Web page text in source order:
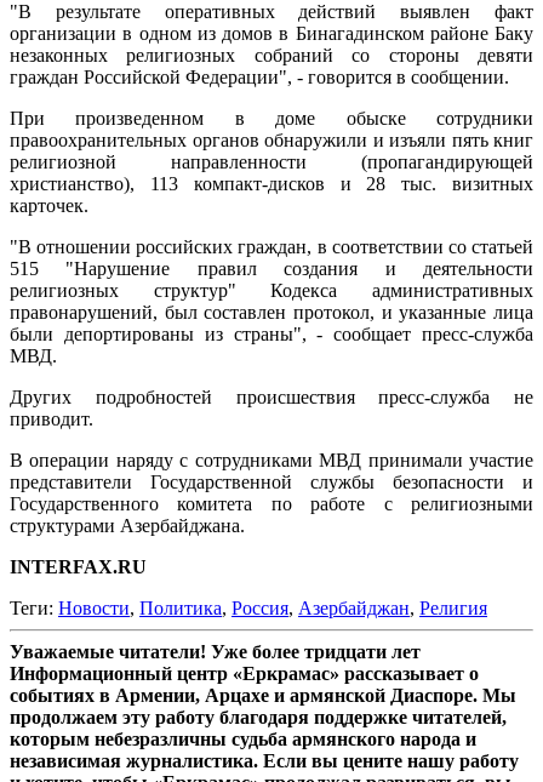
"В результате оперативных действий выявлен факт
организации в одном из домов в Бинагадинском районе Баку
незаконных религиозных собраний со стороны девяти
граждан Российской Федерации", - говорится в сообщении.
При произведенном в доме обыске сотрудники
правоохранительных органов обнаружили и изъяли пять книг
религиозной направленности (пропагандирующей
христианство), 113 компакт-дисков и 28 тыс. визитных
карточек.
"В отношении российских граждан, в соответствии со статьей
515 "Нарушение правил создания и деятельности
религиозных структур" Кодекса административных
правонарушений, был составлен протокол, и указанные лица
были депортированы из страны", - сообщает пресс-служба
МВД.
Других подробностей происшествия пресс-служба не
приводит.
В операции наряду с сотрудниками МВД принимали участие
представители Государственной службы безопасности и
Государственного комитета по работе с религиозными
структурами Азербайджана.
INTERFAX.RU
Теги: Новости, Политика, Россия, Азербайджан, Религия
Уважаемые читатели! Уже более тридцати лет
Информационный центр «Еркрамас» рассказывает о
событиях в Армении, Арцахе и армянской Диаспоре. Мы
продолжаем эту работу благодаря поддержке читателей,
которым небезразличны судьба армянского народа и
независимая журналистика. Если вы цените нашу работу